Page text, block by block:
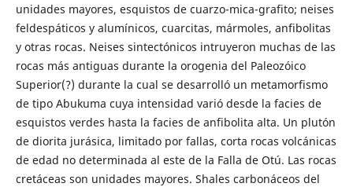
unidades mayores, esquistos de cuarzo-mica-grafito; neises
feldespáticos y alumínicos, cuarcitas, mármoles, anfibolitas
y otras rocas. Neises sintectónicos intruyeron muchas de las
rocas más antiguas durante la orogenia del Paleozóico
Superior(?) durante la cual se desarrolló un metamorfismo
de tipo Abukuma cuya intensidad varió desde la facies de
esquistos verdes hasta la facies de anfibolita alta. Un plutón
de diorita jurásica, limitado por fallas, corta rocas volcánicas
de edad no determinada al este de la Falla de Otú. Las rocas
cretáceas son unidades mayores. Shales carbonáceos del